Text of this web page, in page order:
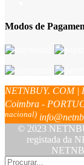
Modos de
NETNBUY. COM |
Coimbra -
nacional)
© 2023
registada da